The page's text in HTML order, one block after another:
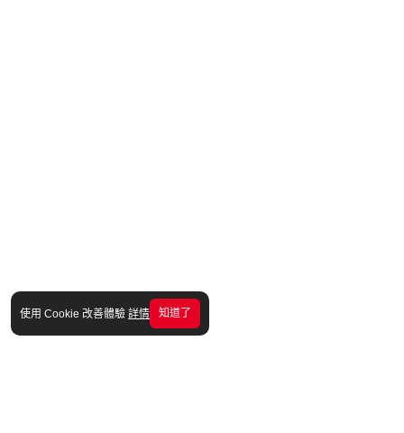
使用 Cookie 改善體驗 詳情 知道了